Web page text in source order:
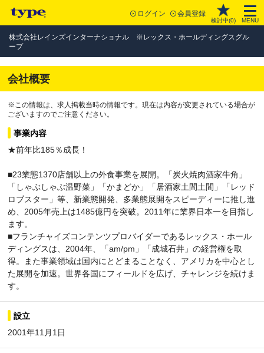
ログイン 会員登録
検討中(0) MENU
株式会社レインズインターナショナル ※レックス・ホールディングスグル
ープ
会社概要
※この情報は、求人掲載当時の情報です。現在は内容が変更されている場合が
ございますのでご注意ください。
事業内容
★前年比185％成長！
■23業態1370店舗以上の外食事業を展開。「炭火焼肉酒家牛角」
「しゃぶしゃぶ温野菜」「かまどか」「居酒家土間土間」「レッド
ロブスター」等、新業態開発、多業態展開をスピーディーに推し進
め、2005年売上は1485億円を突破。2011年に業界日本一を目指し
ます。
■フランチャイズコンテンツプロバイダーであるレックス・ホール
ディングスは、2004年、「am/pm」「成城石井」の経営権を取
得。また事業領域は国内にとどまることなく、アメリカを中心とし
た展開を加速。世界各国にフィールドを広げ、チャレンジを続けま
す。
設立
2001年11月1日